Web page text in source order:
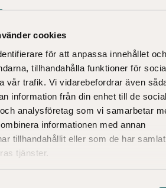
cookies
för att anpassa innehållet och
tillhandahålla funktioner för
vår trafik. Vi vidarebefordrar även
information från din enhet till de
analysföretag som vi samarbetar
informationen med annan
tillhandahållit eller som de har
tjänster.